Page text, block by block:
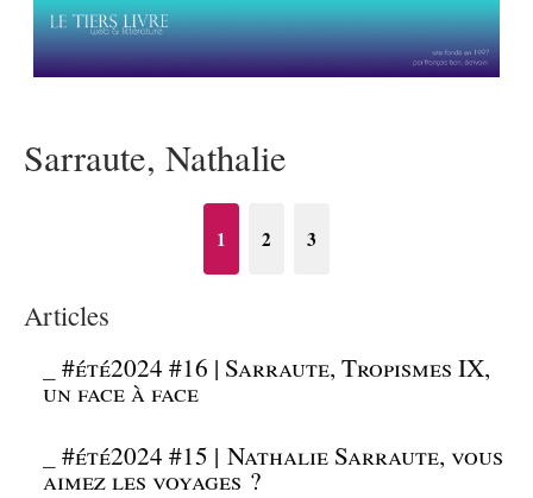
Sarraute, Nathalie
1 2 3
Articles
_#été2024 #16 | Sarraute, Tropismes IX,
un face à face
_#été2024 #15 | Nathalie Sarraute, vous
aimez les voyages ?